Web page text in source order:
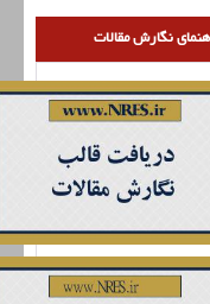
نگارش مقالات